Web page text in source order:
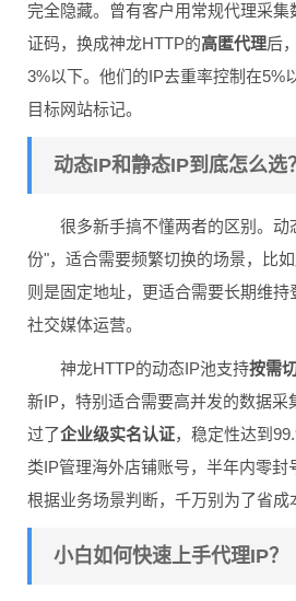
完全隐藏。曾有客户用常规代理采集
证码，换成神龙HTTP的高匿代理后
3%以下。他们的IP去重率控制在5%
目标网站标记。
动态IP和静态IP到底怎么选？
很多新手搞不懂两者的区别。动
份"，适合需要频繁切换的场景，比
则是固定地址，更适合需要长期维持
社交媒体运营。
神龙HTTP的动态IP池支持按需
新IP，特别适合需要高并发的数据采
过了企业级实名认证，稳定性达到
类IP管理海外店铺账号，半年内零封
根据业务场景判断，千万别为了省成
小白如何快速上手代理IP？